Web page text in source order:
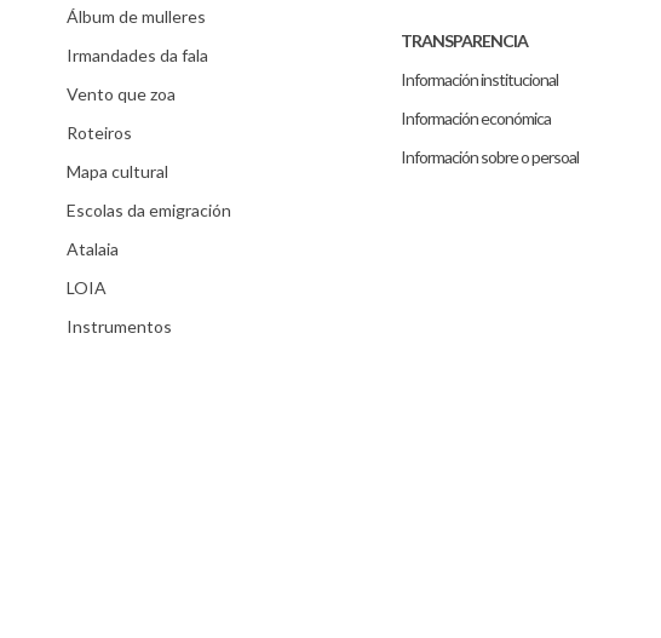
Álbum de mulleres
Irmandades da fala
Vento que zoa
Roteiros
Mapa cultural
Escolas da emigración
Atalaia
LOIA
Instrumentos
TRANSPARENCIA
Información institucional
Información económica
Información sobre o persoal